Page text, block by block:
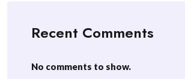
Recent Comments
No comments to show.